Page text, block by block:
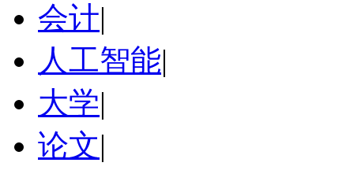
会计|
人工智能|
大学|
论文|